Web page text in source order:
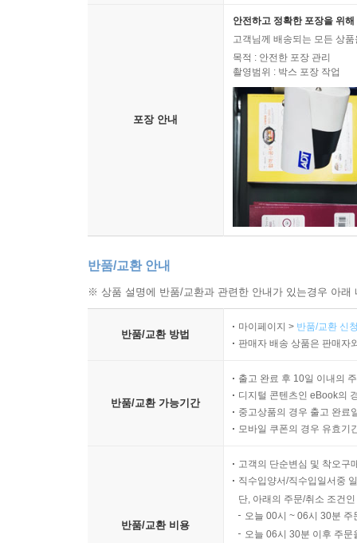
포장 안내
안전하고 정확한 포장을 위
고객님께 배송되는 모든 상
목적 : 안전한 포장 관리
촬영범위 : 박스 포장 작업
반품/교환 안내
※ 상품 설명에 반품/교환과 관련한 안내가 있는경우 아
반품/교환 방법
마이페이지 > 반품/교환 신
판매자 배송 상품은 판매자
반품/교환 가능기간
출고 완료 후 10일 이내의
디지털 콘텐츠인 eBook의
중고상품의 경우 출고 완료
모바일 쿠폰의 경우 유효기
반품/교환 비용
고객의 단순변심 및 착오구
직수입양서/직수입일서중
단, 아래의 주문/취소 조건
오늘 00시 ~ 06시 30분
오늘 06시 30분 이후 주